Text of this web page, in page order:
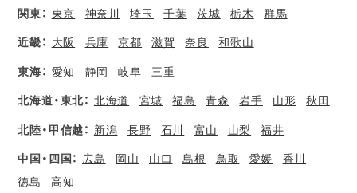
関東： 東京 神奈川 埼玉 千葉 茨城 栃木 群馬
近畿： 大阪 兵庫 京都 滋賀 奈良 和歌山
東海： 愛知 静岡 岐阜 三重
北海道・東北： 北海道 宮城 福島 青森 岩手 山形 秋田
北陸・甲信越： 新潟 長野 石川 富山 山梨 福井
中国・四国： 広島 岡山 山口 島根 鳥取 愛媛
香川
徳島
高知